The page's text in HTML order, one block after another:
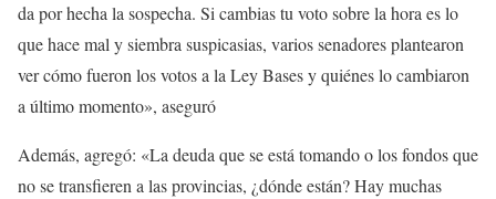
da por hecha la sospecha. Si cambias tu voto sobre la hora es lo
que hace mal y siembra suspicasias, varios senadores plantearon
ver cómo fueron los votos a la Ley Bases y quiénes lo cambiaron
a último momento», aseguró
Además, agregó: «La deuda que se está tomando o los fondos que
no se transfieren a las provincias, ¿dónde están? Hay muchas